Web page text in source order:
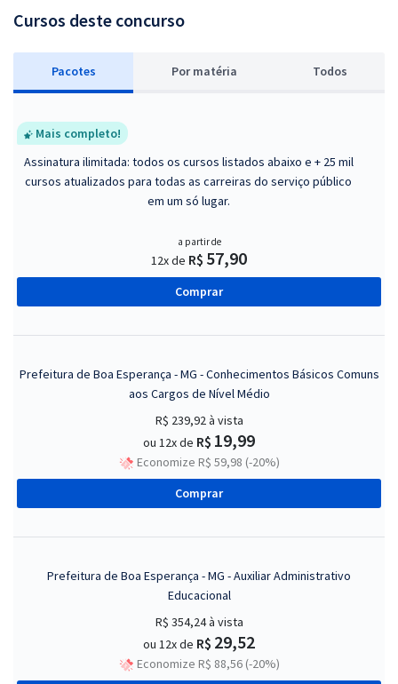
Cursos deste concurso
Pacotes Por matéria Todos
Mais completo!
Assinatura ilimitada: todos os cursos listados abaixo e + 25 mil
cursos atualizados para todas as carreiras do serviço público
em um só lugar.
a partir de
12x de R$ 57,90
Comprar
Prefeitura de Boa Esperança - MG - Conhecimentos Básicos Comuns
aos Cargos de Nível Médio
R$ 239,92à vista
ou 12x de R$ 19,99
Economize R$ 59,98 (-20%)
Comprar
Prefeitura de Boa Esperança - MG - Auxiliar Administrativo
Educacional
R$ 354,24à vista
ou 12x de R$ 29,52
Economize R$ 88,56 (-20%)